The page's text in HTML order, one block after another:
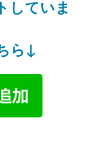
していま
ら↓